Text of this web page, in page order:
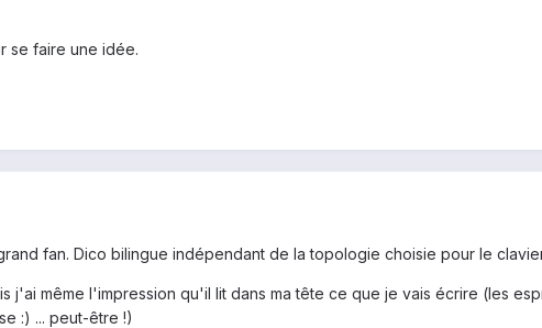
se faire une idée.
fan. Dico bilingue indépendant de la topologie choisie pour le
j'ai même l'impression qu'il lit dans ma tête ce que je vais écrire (les
:) ... peut-être !)